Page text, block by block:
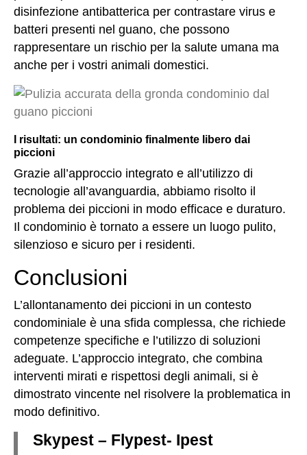
disinfezione antibatterica per contrastare virus e
batteri presenti nel guano, che possono
rappresentare un rischio per la salute umana ma
anche per i vostri animali domestici.
I risultati: un condominio finalmente libero dai
piccioni
Grazie all’approccio integrato e all’utilizzo di
tecnologie all’avanguardia, abbiamo risolto il
problema dei piccioni in modo efficace e duraturo.
Il condominio è tornato a essere un luogo pulito,
silenzioso e sicuro per i residenti.
Conclusioni
L’allontanamento dei piccioni in un contesto
condominiale è una sfida complessa, che richiede
competenze specifiche e l’utilizzo di soluzioni
adeguate. L’approccio integrato, che combina
interventi mirati e rispettosi degli animali, si è
dimostrato vincente nel risolvere la problematica in
modo definitivo.
Skypest – Flypest- Ipest